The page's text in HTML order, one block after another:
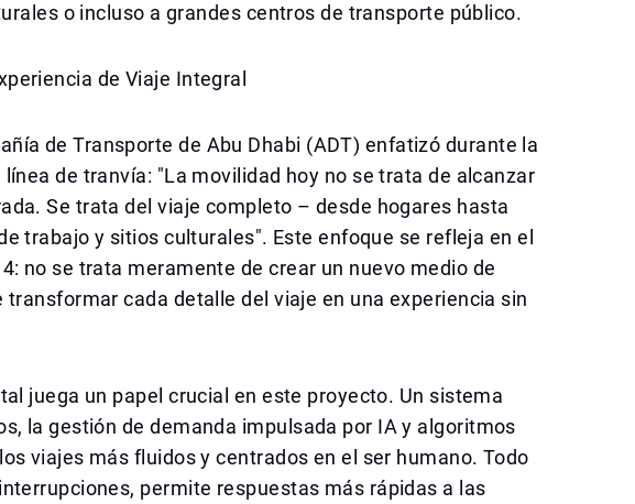
o incluso a grandes centros de transporte público.
de Viaje Integral
de Transporte de Abu Dhabi (ADT) enfatizó durante la
de tranvía: "La movilidad hoy no se trata de alcanzar
Se trata del viaje completo – desde hogares hasta
trabajo y sitios culturales". Este enfoque se refleja en el
no se trata meramente de crear un nuevo medio de
transformar cada detalle del viaje en una experiencia sin
juega un papel crucial en este proyecto. Un sistema
la gestión de demanda impulsada por IA y algoritmos
viajes más fluidos y centrados en el ser humano. Todo
permite respuestas más rápidas a las